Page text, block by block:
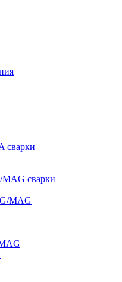
сварки
MAG сварки
MAG